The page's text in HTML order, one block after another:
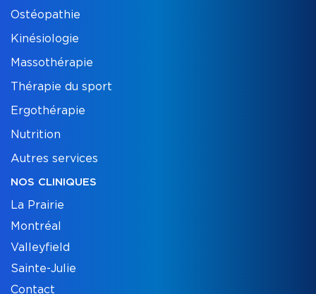
Ostéopathie
Kinésiologie
Massothérapie
Thérapie du sport
Ergothérapie
Nutrition
Autres services
NOS CLINIQUES
La Prairie
Montréal
Valleyfield
Sainte-Julie
Contact